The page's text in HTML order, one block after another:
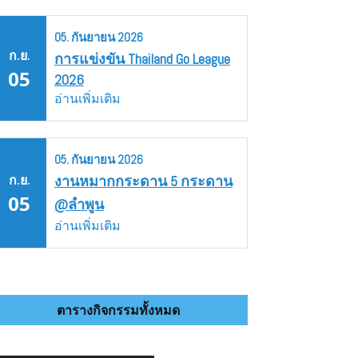
ก.ย.
05
05. กันยายน2026
การแข่งขัน Thailand Go League
2026
อ่านเพิ่มเติม
ก.ย.
05
05. กันยายน2026
งานหมากกระดาน 5 กระดาน
@ลำพูน
อ่านเพิ่มเติม
ตารางกิจกรรมทั้งหมด